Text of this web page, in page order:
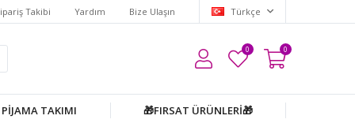
Takibi Yardım Bize Ulaşın Türkçe
0 0
PİJAMA TAKIMI 🎁FIRSAT ÜRÜNLERİ🎁